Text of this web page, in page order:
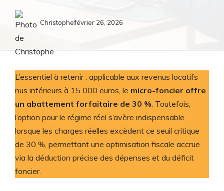
Christophefévrier 26, 2026
L’essentiel à retenir : applicable aux revenus locatifs
nus inférieurs à 15 000 euros, le micro-foncier offre
un abattement forfaitaire de 30 %. Toutefois,
l’option pour le régime réel s’avère indispensable
lorsque les charges réelles excèdent ce seuil critique
de 30 %, permettant une optimisation fiscale accrue
via la déduction précise des dépenses et du déficit
foncier.